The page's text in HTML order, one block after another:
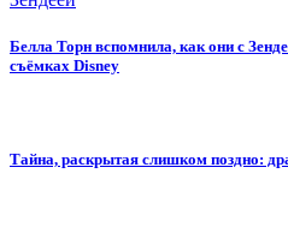
Белла Торн вспомнила, как они с
съёмках Disney
Тайна, раскрытая слишком поздно: